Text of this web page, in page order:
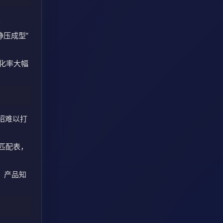
压成型”
率大幅
难以打
配表，
产品知